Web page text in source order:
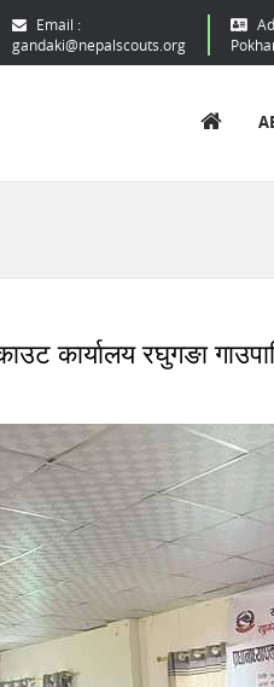
Email :
gandaki@nepalscouts.org
कार्यालय रघुगङा